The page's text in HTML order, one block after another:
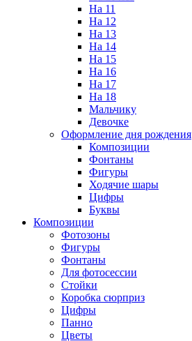
На 11
На 12
На 13
На 14
На 15
На 16
На 17
На 18
Мальчику
Девочке
Оформление дня рождения
Композиции
Фонтаны
Фигуры
Ходячие шары
Цифры
Буквы
Композиции
Фотозоны
Фигуры
Фонтаны
Для фотосессии
Стойки
Коробка сюрприз
Цифры
Панно
Цветы